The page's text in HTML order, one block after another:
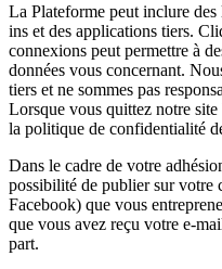
La Plateforme peut inclure
ins et des applications tiers.
connexions peut permettre à
données vous concernant.
tiers et ne sommes pas
Lorsque vous quittez notre
la politique de confidentialité
Dans le cadre de votre
possibilité de publier sur votre
Facebook) que vous
que vous avez reçu votre e-
part.